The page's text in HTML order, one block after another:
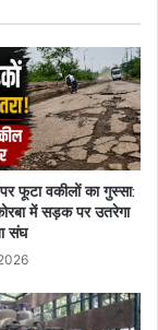
फूटा वकीलों का गुस्सा:
में सड़क पर उतरेगा
संघ